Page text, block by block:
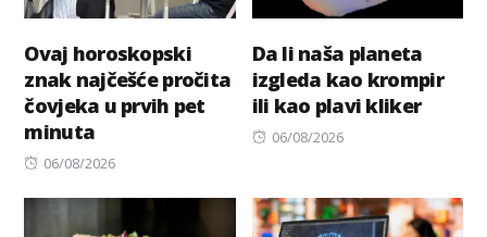
Ovaj horoskopski
znak najčešće pročita
čovjeka u prvih pet
minuta
Posted
06/08/2026
Da li naša planeta
izgleda kao krompir
ili kao plavi kliker
Posted
06/08/2026